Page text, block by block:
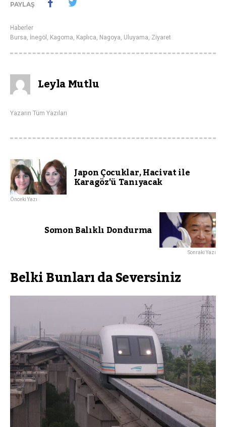
PAYLAŞ
Haberler
Bursa, İnegöl , Kagoma, Kaplıca, Nagoya, Uluyama, Ziyaret
Leyla Mutlu
Yazarın Tüm Yazıları
Japon Çocuklar, Hacivat ile
Karagöz’ü Tanıyacak
Önceki Yazı
Somon Balıklı Dondurma
Sonraki Yazı
Belki Bunları da Seversiniz